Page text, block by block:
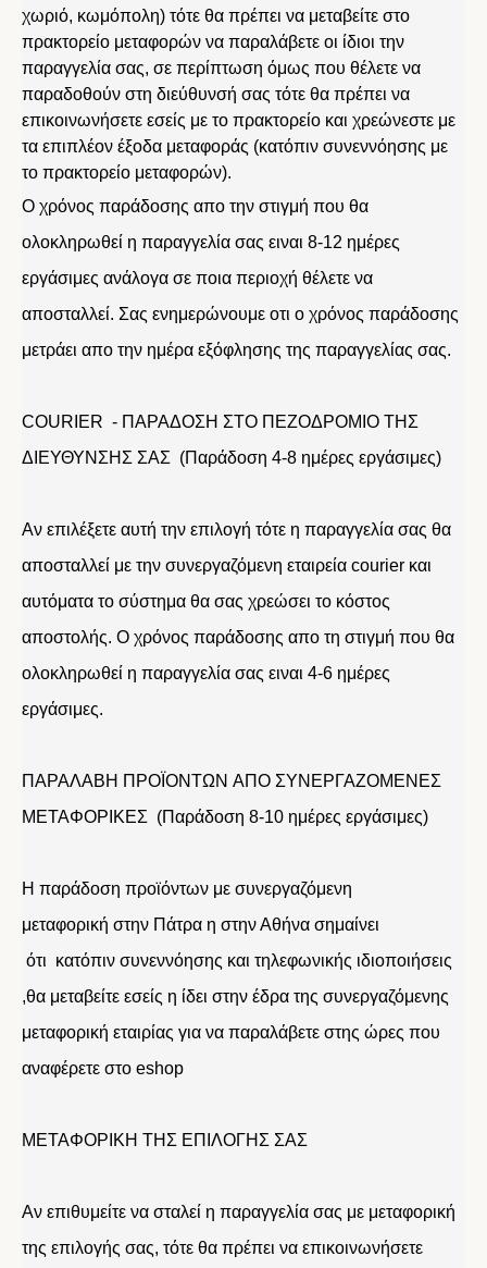
χωριό, κωμόπολη) τότε θα πρέπει να μεταβείτε στο
πρακτορείο μεταφορών να παραλάβετε οι ίδιοι την
παραγγελία σας, σε περίπτωση όμως που θέλετε να
παραδοθούν στη διεύθυνσή σας τότε θα πρέπει να
επικοινωνήσετε εσείς με το πρακτορείο και χρεώνεστε με
τα επιπλέον έξοδα μεταφοράς (κατόπιν συνεννόησης με
το πρακτορείο μεταφορών).
Ο χρόνος παράδοσης απο την στιγμή που θα
ολοκληρωθεί η παραγγελία σας ειναι 8-12 ημέρες
εργάσιμες ανάλογα σε ποια περιοχή θέλετε να
αποσταλλεί. Σας ενημερώνουμε οτι ο χρόνος παράδοσης
μετράει απο την ημέρα εξόφλησης της παραγγελίας σας.
COURIER - ΠΑΡΑΔΟΣΗ ΣΤΟ ΠΕΖΟΔΡΟΜΙΟ ΤΗΣ
ΔΙΕΥΘΥΝΣΗΣ ΣΑΣ (Παράδοση 4-8 ημέρες εργάσιμες)
Αν επιλέξετε αυτή την επιλογή τότε η παραγγελία σας θα
αποσταλλεί με την συνεργαζόμενη εταιρεία courier και
αυτόματα το σύστημα θα σας χρεώσει το κόστος
αποστολής. Ο χρόνος παράδοσης απο τη στιγμή που θα
ολοκληρωθεί η παραγγελία σας ειναι 4-6 ημέρες
εργάσιμες.
ΠΑΡΑΛΑΒΗ ΠΡΟΪΟΝΤΩΝ ΑΠΟ ΣΥΝΕΡΓΑΖΟΜΕΝΕΣ
ΜΕΤΑΦΟΡΙΚΕΣ (Παράδοση 8-10 ημέρες εργάσιμες)
Η παράδοση προϊόντων με συνεργαζόμενη
μεταφορική στην Πάτρα η στην Αθήνα σημαίνει
ότι κατόπιν συνεννόησης και τηλεφωνικής ιδιοποιήσεις
,θα μεταβείτε εσείς η ίδει στην έδρα της συνεργαζόμενης
μεταφορική εταιρίας για να παραλάβετε στης ώρες που
αναφέρετε στο eshop
ΜΕΤΑΦΟΡΙΚΗ ΤΗΣ ΕΠΙΛΟΓΗΣ ΣΑΣ
Αν επιθυμείτε να σταλεί η παραγγελία σας με μεταφορική
της επιλογής σας, τότε θα πρέπει να επικοινωνήσετε